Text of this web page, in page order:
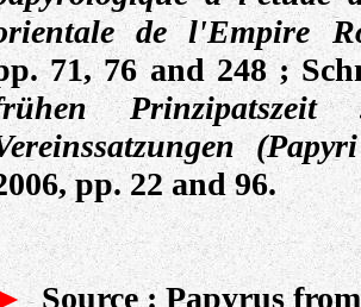
de l'Empire
71, 76 and 248 ;
pp. 22 and 96.
Source: Papyrus